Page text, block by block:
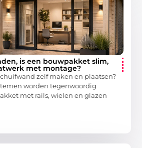
is een bouwpakket slim,
met montage?
zelf maken en plaatsen?
worden tegenwoordig
met rails, wielen en glazen